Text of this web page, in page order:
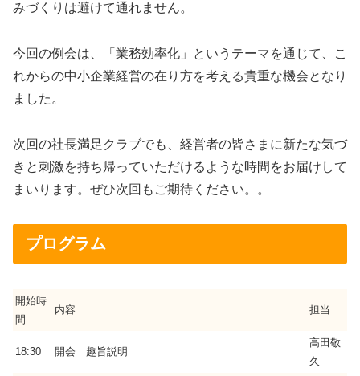
みづくりは避けて通れません。
今回の例会は、「業務効率化」というテーマを通じて、こ
れからの中小企業経営の在り方を考える貴重な機会となり
ました。
次回の社長満足クラブでも、経営者の皆さまに新たな気づ
きと刺激を持ち帰っていただけるような時間をお届けして
まいります。ぜひ次回もご期待ください。。
プログラム
開始時
間
内容 担当
18:30 開会 趣旨説明
高田敬
久